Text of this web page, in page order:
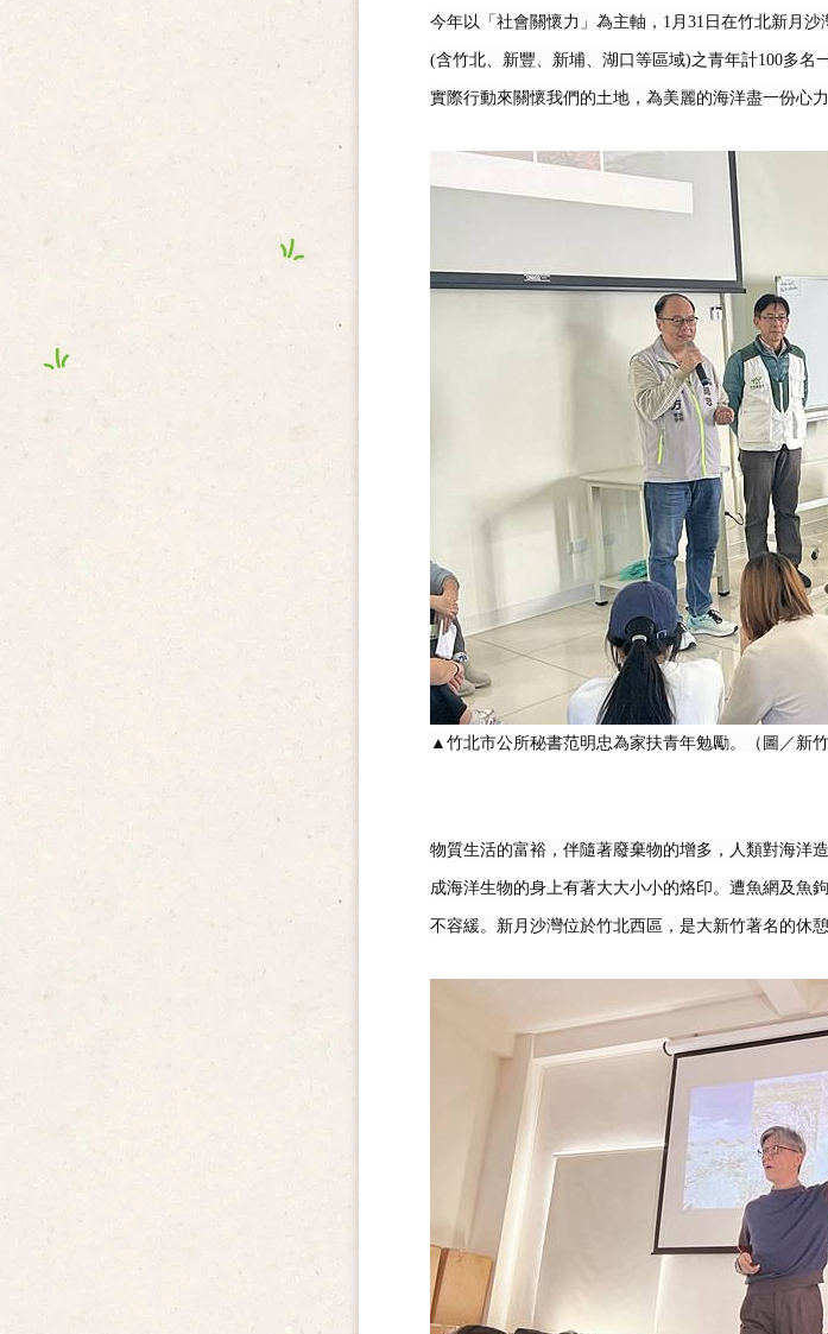
今年以「社會關懷力」為主軸， 1 月 31 日在竹北新月
(含竹北、新豐、新埔、湖口等區域)之青年計100多名
實際行動來關懷我們的土地，為美麗的海洋盡一份心力
▲ 竹北市公所秘書范明忠為家扶青年勉勵。（圖／新竹
物質生活的富裕，伴隨著廢棄物的增多，人類對海洋
成海洋生物的身上有著大大小小的烙印。遭魚網及魚
不容緩。新月沙灣位於竹北西區，是大新竹著名的休憩